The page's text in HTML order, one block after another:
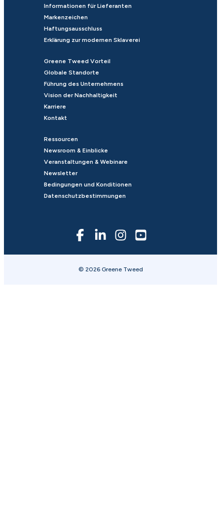
Informationen für Lieferanten
Markenzeichen
Haftungsausschluss
Erklärung zur modernen Sklaverei
Greene Tweed Vorteil
Globale Standorte
Führung des Unternehmens
Vision der Nachhaltigkeit
Karriere
Kontakt
Ressourcen
Newsroom & Einblicke
Veranstaltungen & Webinare
Newsletter
Bedingungen und Konditionen
Datenschutzbestimmungen
© 2026 Greene Tweed